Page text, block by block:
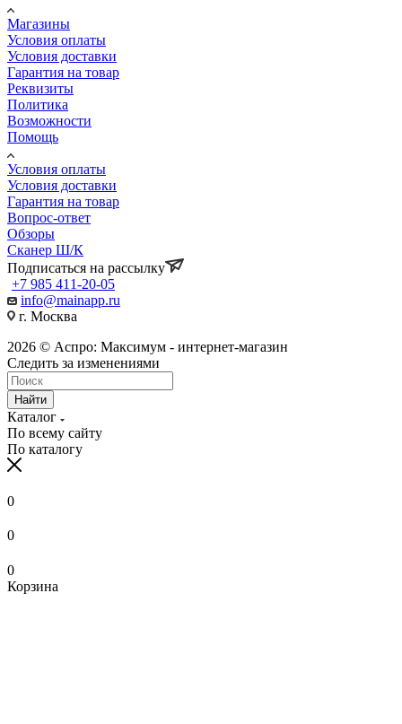
Магазины
Условия оплаты
Условия доставки
Гарантия на товар
Реквизиты
Политика
Возможности
Помощь
Условия оплаты
Условия доставки
Гарантия на товар
Вопрос-ответ
Обзоры
Сканер Ш/К
Подписаться на рассылку
+7 985 411-20-05
info@mainapp.ru
г. Москва
2026 © Аспро: Максимум - интернет-магазин
Следить за изменениями
Найти
Каталог
По всему сайту
По каталогу
0
0
0
Корзина